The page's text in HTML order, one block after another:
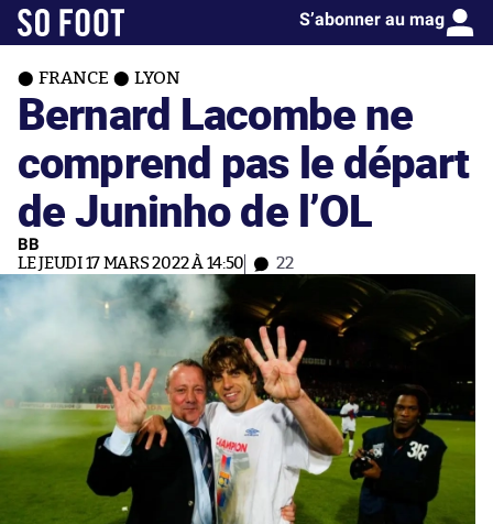
S’abonner au mag
FRANCE LYON
Bernard Lacombe ne
comprend pas le départ
de Juninho de l’OL
BB
LE JEUDI 17 MARS 2022 À 14:50 22